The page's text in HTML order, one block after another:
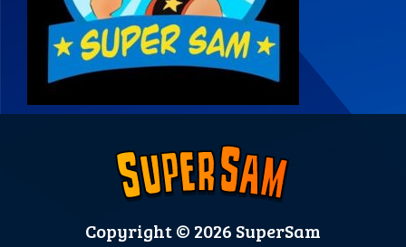
Copyright © 2026 SuperSam